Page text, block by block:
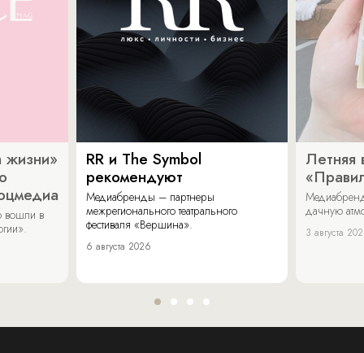
жизни»
вошли в
RR и The Symbol
рекомендуют
Медиабренды – партнеры
межрегионального театрального
фестиваля «Вершина».
6 августа 2026
Летняя
дачную
3 августа